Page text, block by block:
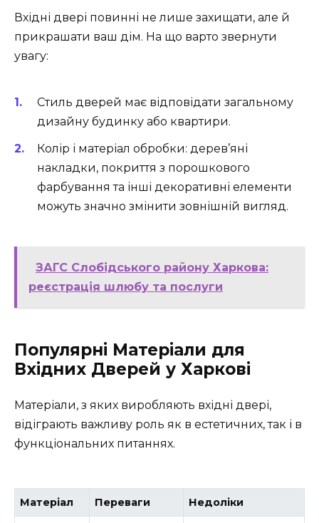
Вхідні двері повинні не лише захищати, але й
прикрашати ваш дім. На що варто звернути
увагу:
Стиль дверей має відповідати загальному
дизайну будинку або квартири.
Колір і матеріал обробки: дерев’яні
накладки, покриття з порошкового
фарбування та інші декоративні елементи
можуть значно змінити зовнішній вигляд.
ЗАГС Слобідського району Харкова:
реєстрація шлюбу та послуги
Популярні Матеріали для
Вхідних Дверей у Харкові
Матеріали, з яких виробляють вхідні двері,
відіграють важливу роль як в естетичних, так і в
функціональних питаннях.
Матеріал Переваги Недоліки